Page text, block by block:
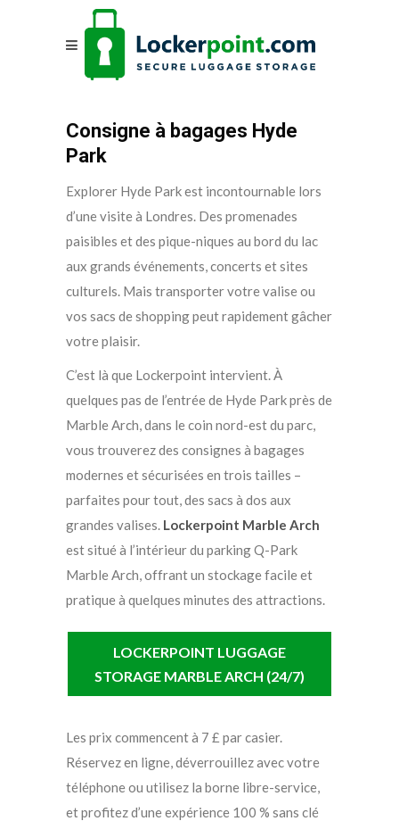
Consigne à bagages Hyde
Park
Explorer Hyde Park est incontournable lors
d’une visite à Londres. Des promenades
paisibles et des pique-niques au bord du lac
aux grands événements, concerts et sites
culturels. Mais transporter votre valise ou
vos sacs de shopping peut rapidement gâcher
votre plaisir.
C’est là que Lockerpoint intervient. À
quelques pas de l’entrée de Hyde Park près de
Marble Arch, dans le coin nord-est du parc,
vous trouverez des consignes à bagages
modernes et sécurisées en trois tailles –
parfaites pour tout, des sacs à dos aux
grandes valises. Lockerpoint Marble Arch
est situé à l’intérieur du parking Q-Park
Marble Arch, offrant un stockage facile et
pratique à quelques minutes des attractions.
LOCKERPOINT LUGGAGE
STORAGE MARBLE ARCH (24/7)
Les prix commencent à 7 £ par casier.
Réservez en ligne, déverrouillez avec votre
téléphone ou utilisez la borne libre-service,
et profitez d’une expérience 100 % sans clé